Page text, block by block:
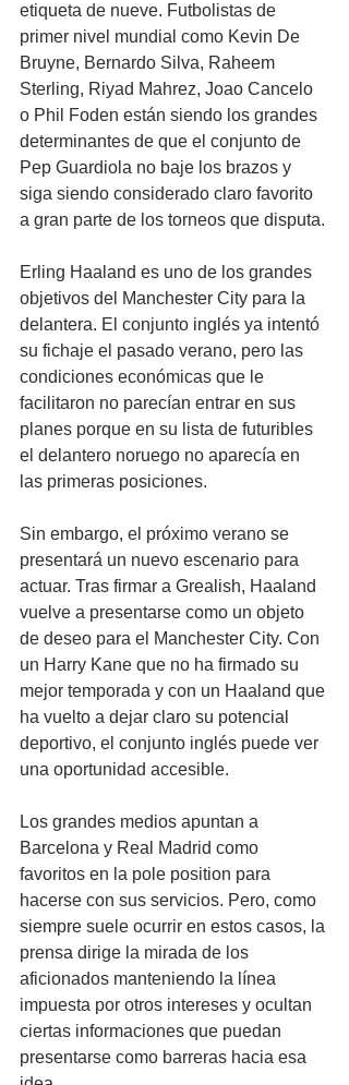
etiqueta de nueve. Futbolistas de
primer nivel mundial como Kevin De
Bruyne, Bernardo Silva, Raheem
Sterling, Riyad Mahrez, Joao Cancelo
o Phil Foden están siendo los grandes
determinantes de que el conjunto de
Pep Guardiola no baje los brazos y
siga siendo considerado claro favorito
a gran parte de los torneos que disputa.
Erling Haaland es uno de los grandes
objetivos del Manchester City para la
delantera. El conjunto inglés ya intentó
su fichaje el pasado verano, pero las
condiciones económicas que le
facilitaron no parecían entrar en sus
planes porque en su lista de futuribles
el delantero noruego no aparecía en
las primeras posiciones.
Sin embargo, el próximo verano se
presentará un nuevo escenario para
actuar. Tras firmar a Grealish, Haaland
vuelve a presentarse como un objeto
de deseo para el Manchester City. Con
un Harry Kane que no ha firmado su
mejor temporada y con un Haaland que
ha vuelto a dejar claro su potencial
deportivo, el conjunto inglés puede ver
una oportunidad accesible.
Los grandes medios apuntan a
Barcelona y Real Madrid como
favoritos en la pole position para
hacerse con sus servicios. Pero, como
siempre suele ocurrir en estos casos, la
prensa dirige la mirada de los
aficionados manteniendo la línea
impuesta por otros intereses y ocultan
ciertas informaciones que puedan
presentarse como barreras hacia esa